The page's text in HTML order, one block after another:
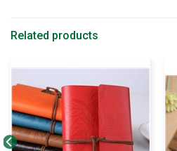
Related products